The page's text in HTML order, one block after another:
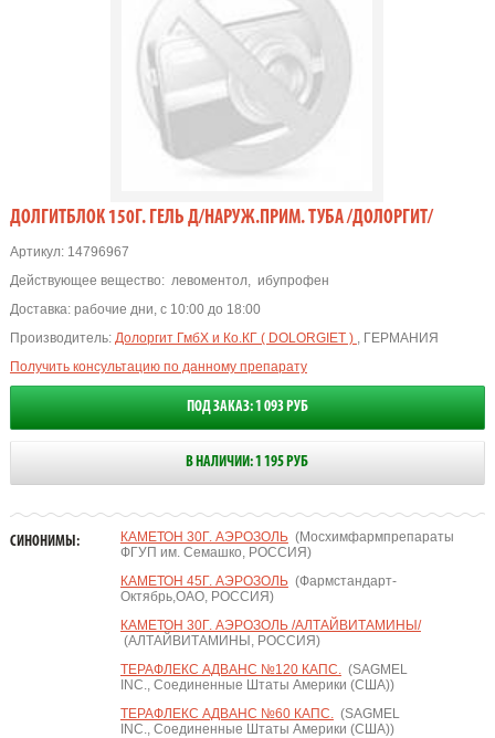
ДОЛГИТБЛОК 150Г. ГЕЛЬ Д/НАРУЖ.ПРИМ. ТУБА /ДОЛОРГИТ/
Артикул:14796967
Действующее вещество: левоментол, ибупрофен
Доставка: рабочие дни, с 10:00 до 18:00
Производитель: Долоргит ГмбХ и Ко.КГ ( DOLORGIET ) , ГЕРМАНИЯ
Получить консультацию по данному препарату
ПОД ЗАКАЗ: 1 093 РУБ
В НАЛИЧИИ: 1 195 РУБ
СИНОНИМЫ: КАМЕТОН 30Г. АЭРОЗОЛЬ(Мосхимфармпрепараты
ФГУП им. Семашко, РОССИЯ)
КАМЕТОН 45Г. АЭРОЗОЛЬ(Фармстандарт-
Октябрь,ОАО, РОССИЯ)
КАМЕТОН 30Г. АЭРОЗОЛЬ /АЛТАЙВИТАМИНЫ/
(АЛТАЙВИТАМИНЫ, РОССИЯ)
ТЕРАФЛЕКС АДВАНС №120 КАПС.(SAGMEL
INC., Соединенные Штаты Америки (США))
ТЕРАФЛЕКС АДВАНС №60 КАПС.(SAGMEL
INC., Соединенные Штаты Америки (США))